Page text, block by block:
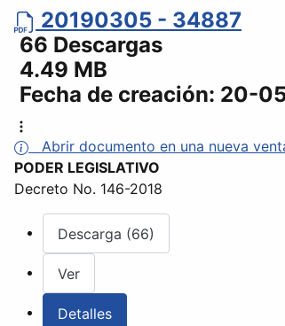
20190305 - 34887
66 Descargas
4.49 MB
Fecha de creación: 20-
Abrir documento en una nueva
PODER LEGISLATIVO
Decreto No. 146-2018
Descarga (66)
Ver
Detalles